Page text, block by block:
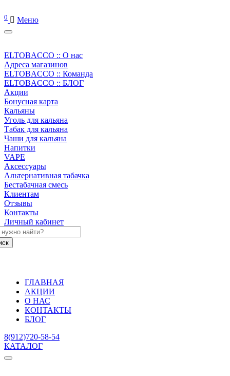
0 Меню
ELTOBACCO :: О нас
Адреса магазинов
ELTOBACCO :: Команда
ELTOBACCO :: БЛОГ
Акции
Бонусная карта
Кальяны
Уголь для кальяна
Табак для кальяна
Чаши для кальяна
Напитки
VAPE
Аксессуары
Альтернативная табачка
Бестабачная смесь
Клиентам
Отзывы
Контакты
Личный кабинет
ГЛАВНАЯ
АКЦИИ
О НАС
КОНТАКТЫ
БЛОГ
8(912)720-58-54
КАТАЛОГ